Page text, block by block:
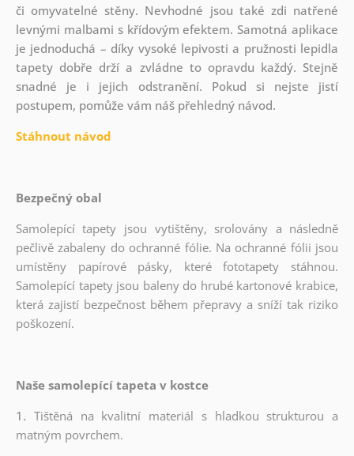
či omyvatelné stěny. Nevhodné jsou také zdi natřené
levnými malbami s křídovým efektem. Samotná aplikace
je jednoduchá – díky vysoké lepivosti a pružnosti lepidla
tapety dobře drží a zvládne to opravdu každý. Stejně
snadné je i jejich odstranění. Pokud si nejste jistí
postupem, pomůže vám náš přehledný návod.
Stáhnout návod
Bezpečný obal
Samolepící tapety jsou vytištěny, srolovány a následně
pečlivě zabaleny do ochranné fólie. Na ochranné fólii jsou
umístěny papírové pásky, které fototapety stáhnou.
Samolepící tapety jsou baleny do hrubé kartonové krabice,
která zajistí bezpečnost během přepravy a sníží tak riziko
poškození.
Naše samolepící tapeta v kostce
1. Tištěná na kvalitní materiál s hladkou strukturou a
matným povrchem.